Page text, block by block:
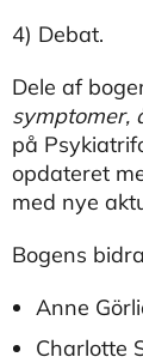
4) Debat.
Dele af
symptomer,
på
opdateret
med nye
Bogens
Anne
Charlotte